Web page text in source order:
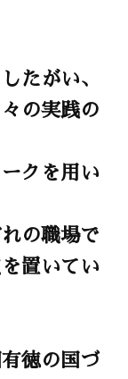
たがい、
の実践の
クを用い
の職場で
置いてい
徳の国づ